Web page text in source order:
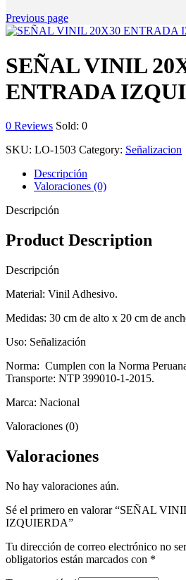
Previous page
SEÑAL VINIL
ENTRADA
0 Reviews Sold: 0
SKU: LO-1503 Category: Señalizacion
Descripción
Valoraciones (0)
Descripción
Product Description
Descripción
Material: Vinil Adhesivo.
Medidas: 30 cm de alto x 20 cm de
Uso: Señalización
Norma: Cumplen con la Norma
Transporte: NTP 399010-1-2015.
Marca: Nacional
Valoraciones (0)
Valoraciones
No hay valoraciones aún.
Sé el primero en valorar “SEÑAL
IZQUIERDA”
Tu dirección de correo electrónico no
obligatorios están marcados con *